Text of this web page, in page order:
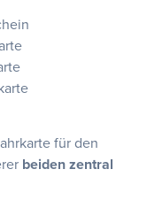
für den
beiden zentral